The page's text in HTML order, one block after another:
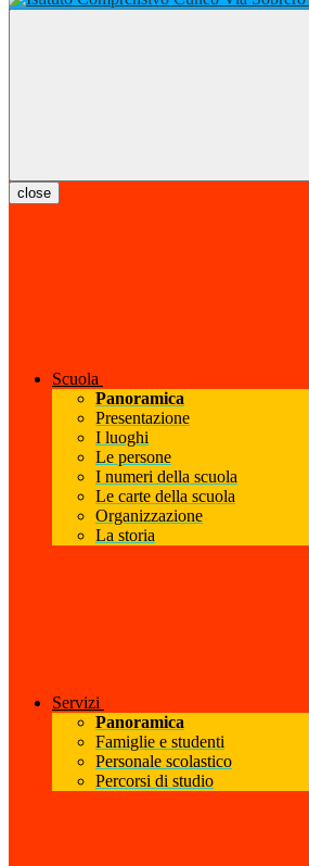
close
Scuola
Panoramica
Presentazione
I luoghi
Le persone
I numeri della scuola
Le carte della scuola
Organizzazione
La storia
Servizi
Panoramica
Famiglie e studenti
Personale scolastico
Percorsi di studio